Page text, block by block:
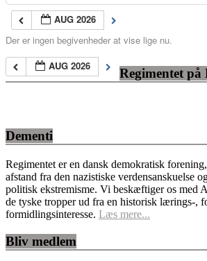
AUG 2026
Der er ingen begivenheder at vise lige nu.
AUG 2026
Regimentet på
Dementi
Regimentet er en dansk demokratisk
afstand fra den nazistiske verdensanskuelse
politisk ekstremisme. Vi beskæftiger os med
de tyske tropper ud fra en historisk lærings-,
formidlingsinteresse. Læs mere...
Bliv medlem